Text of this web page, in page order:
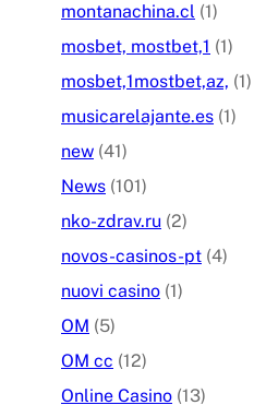
montanachina.cl (1)
mosbet, mostbet,1 (1)
mosbet,1mostbet,az, (1)
musicarelajante.es (1)
new (41)
News (101)
nko-zdrav.ru (2)
novos-casinos-pt (4)
nuovi casino (1)
OM (5)
OM cc (12)
Online Casino (13)